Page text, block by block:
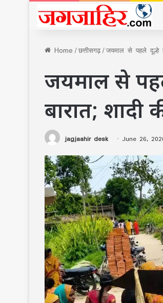
Home/छत्तीसगढ़/जयमाल से पहले दूल्हे
जयमाल से
बारात;
jagjaahir desk June 26,